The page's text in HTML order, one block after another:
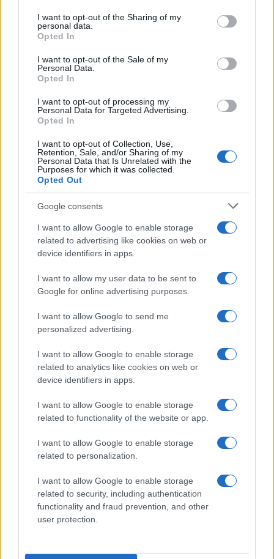
not limited to your visit or usage behaviour. You may click to
grant or deny consent to Google and its third-party tags to
use your data for below specified purposes in below Google
consent section.
I want to opt-out of the Sharing of my
personal data.
Opted In
I want to opt-out of the Sale of my
Personal Data.
Opted In
I want to opt-out of processing my
Personal Data for Targeted Advertising.
Opted In
I want to opt-out of Collection, Use,
Retention, Sale, and/or Sharing of my
Personal Data that Is Unrelated with the
Purposes for which it was collected.
Opted Out
Google consents
I want to allow Google to enable storage
related to advertising like cookies on web or
device identifiers in apps.
I want to allow my user data to be sent to
Google for online advertising purposes.
I want to allow Google to send me
personalized advertising.
I want to allow Google to enable storage
related to analytics like cookies on web or
device identifiers in apps.
I want to allow Google to enable storage
related to functionality of the website or app.
I want to allow Google to enable storage
related to personalization.
I want to allow Google to enable storage
related to security, including authentication
functionality and fraud prevention, and other
user protection.
AiAdhubMedia
Continua a leggere